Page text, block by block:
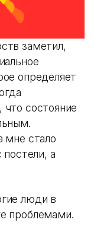
заметил,
определяет
состояние
мне стало
а
люди в
проблемами.